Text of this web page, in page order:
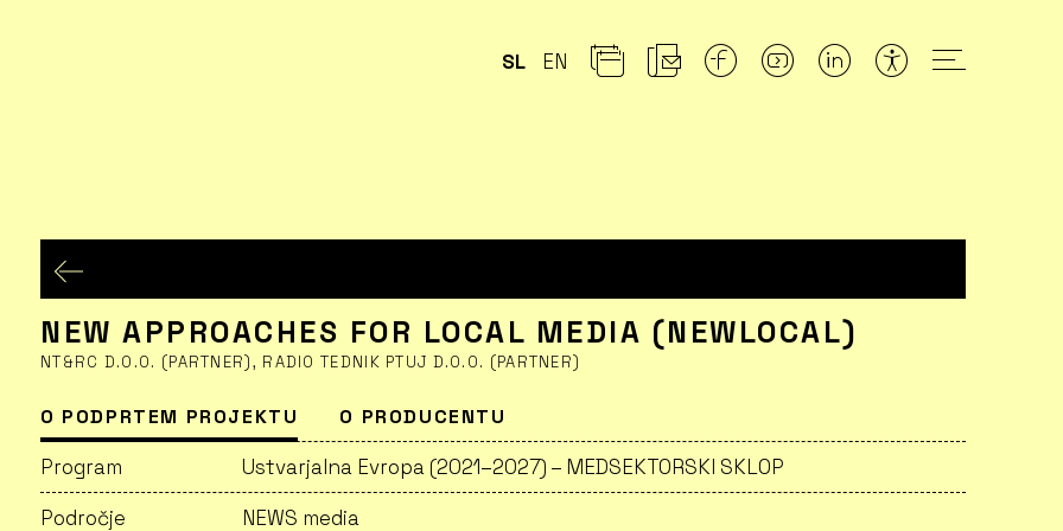
SL EN
NEW APPROACHES FOR LOCAL MEDIA (NEWLOCAL)
NT&RC D.O.O. (PARTNER), RADIO TEDNIK PTUJ D.O.O. (PARTNER)
O PODPRTEM PROJEKTU O PRODUCENTU
Program
Ustvarjalna Evropa (2021–2027) – MEDSEKTORSKI SKLOP
Področje
NEWS media